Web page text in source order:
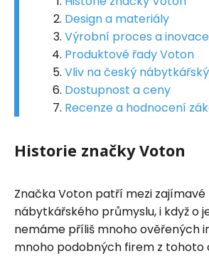
Design a materiály
Výrobní proces a inovace
Produktové řady Voton
Vliv na český
Dostupnost a ceny
Recenze a hodnocení
Historie značky Voton
Značka Voton patří mezi
nábytkářského průmyslu, i když o
nemáme příliš mnoho ověřených
mnoho podobných firem z tohoto